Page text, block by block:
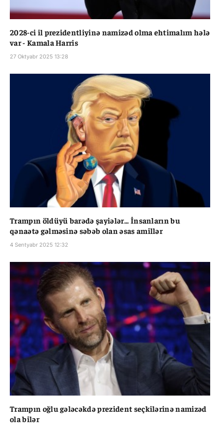
2028-ci il prezidentliyinə namizəd olma ehtimalım hələ
var - Kamala Harris
27 Oktyabr 2025 13:28
Trampın öldüyü barədə şayiələr... İnsanların bu
qənaətə gəlməsinə səbəb olan əsas amillər
4 Sentyabr 2025 12:32
Trampın oğlu gələcəkdə prezident seçkilərinə namizəd
ola bilər